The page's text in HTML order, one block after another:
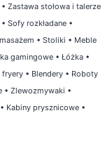
• Zastawa stołowa i talerze
• Sofy rozkładane •
• Stoliki • Meble
gamingowe • Łóżka •
fryery • Blendery • Roboty
• Zlewozmywaki •
• Kabiny prysznicowe •